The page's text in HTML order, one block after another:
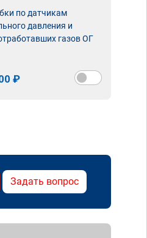
по датчикам
давления и
газов ОГ
₽
Задать вопрос